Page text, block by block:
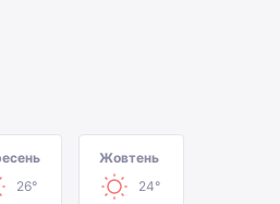
26°
Жовтень
24°